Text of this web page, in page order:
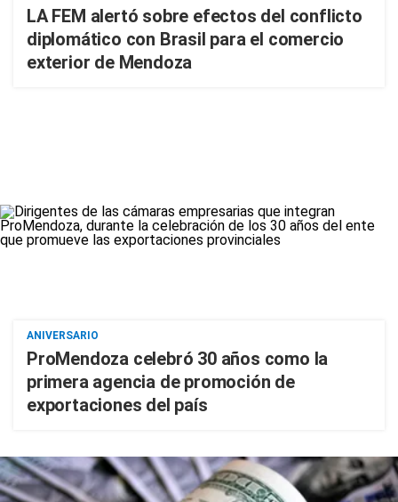
LA FEM alertó sobre efectos del conflicto
diplomático con Brasil para el comercio
exterior de Mendoza
ANIVERSARIO
ProMendoza celebró 30 años como la
primera agencia de promoción de
exportaciones del país